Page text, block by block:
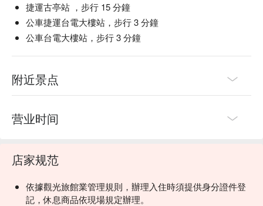
捷運古亭站 ，步行 15 分鐘
公車捷運台電大樓站，步行 3 分鐘
公車台電大樓站，步行 3 分鐘
附近景点
营业时间
店家规范
依據觀光旅館業管理規則，辦理入住時須提供身分證件登
記，休息商品依現場規定辦理。